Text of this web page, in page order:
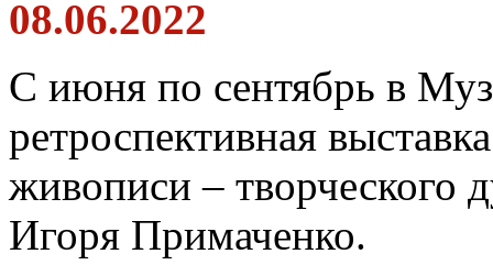
08.06.2022
С июня по сентябрь в
ретроспективная
живописи – творческого
Игоря Примаченко.